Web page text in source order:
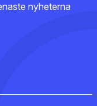
nyheterna